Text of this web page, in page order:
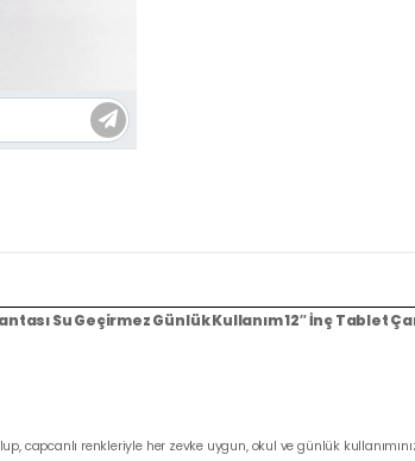
Su Geçirmez Günlük Kullanım 12″İnç Tablet
capcanlı renkleriyle her zevke uygun, okul ve günlük